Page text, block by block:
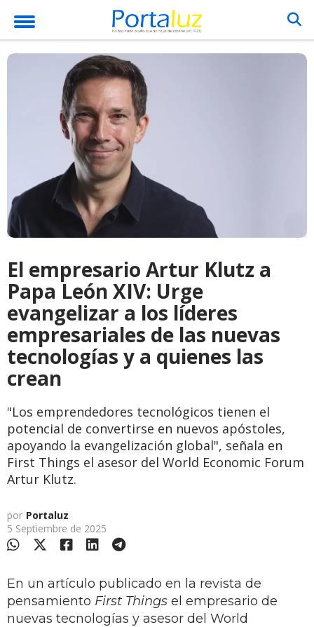
El empresario Artur Klutz a
Papa León XIV: Urge
evangelizar a los líderes
empresariales de las nuevas
tecnologías y a quienes las
crean
"Los emprendedores tecnológicos tienen el
potencial de convertirse en nuevos apóstoles,
apoyando la evangelización global", señala en
First Things el asesor del World Economic Forum
Artur Klutz.
por Portaluz
5 Septiembre de 2025
En un artículo publicado en la revista de
pensamiento First Things el empresario de
nuevas tecnologías y asesor del World